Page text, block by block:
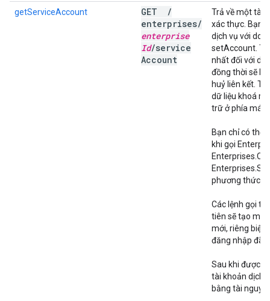
getServiceAccount GET
/
enterprises/
enterprise
Id/service
Account
Trả về một tài
xác thực. Bạn
dịch vụ với
setAccount.
nhất đối với
đồng thời sẽ bị
huỷ liên kết.
dữ liệu khoá
trữ ở phía máy
Bạn chỉ có thể
khi gọi
phương thức
Các lệnh gọi
tiên sẽ tạo
mới, riêng biệt
đăng nhập đã
Sau khi được
tài khoản dịch
bằng tài